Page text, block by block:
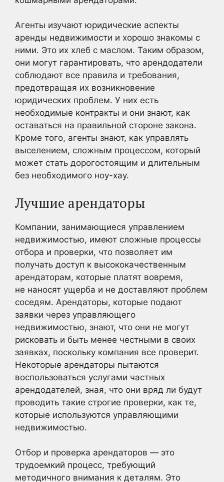
Агенты изучают юридические аспекты
аренды недвижимости и хорошо знакомы с
ними. Это их хлеб с маслом. Таким образом,
они могут гарантировать, что арендодатели
соблюдают все правила и требования,
предотвращая их возникновение
юридических проблем. У них есть
необходимые контракты и они знают, как
оставаться на правильной стороне закона.
Кроме того, агенты знают, как управлять
выселением, сложным процессом, который
может стать дорогостоящим и длительным
без необходимого ноу-хау.
Лучшие арендаторы
Компании, занимающиеся управлением
недвижимостью, имеют сложные процессы
отбора и проверки, что позволяет им
получать доступ к высококачественным
арендаторам, которые платят вовремя,
не наносят ущерба и не доставляют проблем
соседям. Арендаторы, которые подают
заявки через управляющего
недвижимостью, знают, что они не могут
рисковать и быть менее честными в своих
заявках, поскольку компания все проверит.
Некоторые арендаторы пытаются
воспользоваться услугами частных
арендодателей, зная, что они вряд ли будут
проводить такие строгие проверки, как те,
которые используются управляющими
недвижимостью.
Отбор и проверка арендаторов — это
трудоемкий процесс, требующий
методичного внимания к деталям. Это